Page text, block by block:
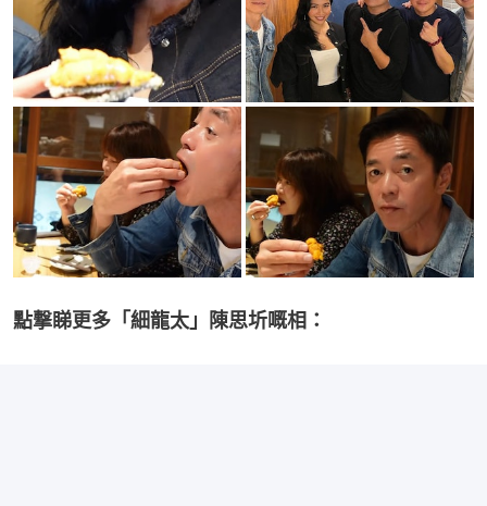
點撃睇更多「細龍太」陳思圻嘅相：